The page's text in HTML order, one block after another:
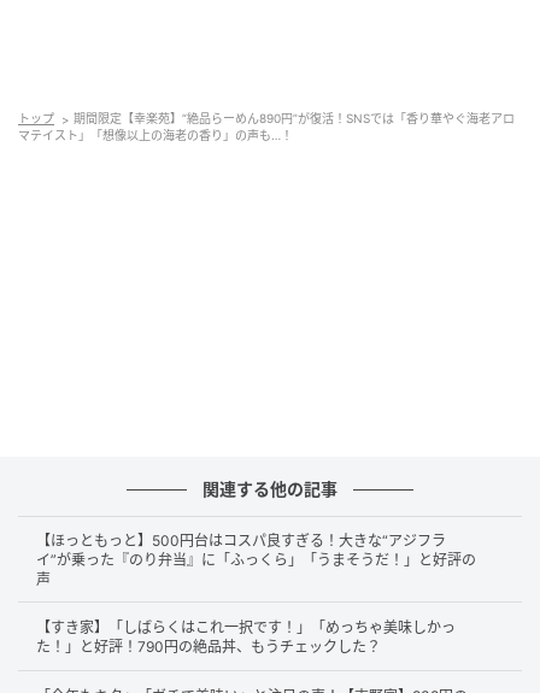
トップ
期間限定【幸楽苑】“絶品らーめん890円”が復活！SNSでは「香り華やぐ海老アロ
マテイスト」「想像以上の海老の香り」の声も…！
関連する他の記事
【ほっともっと】500円台はコスパ良すぎる！大きな“アジフラ
イ”が乗った『のり弁当』に「ふっくら」「うまそうだ！」と好評の
声
【すき家】「しばらくはこれ一択です！」「めっちゃ美味しかっ
た！」と好評！790円の絶品丼、もうチェックした？